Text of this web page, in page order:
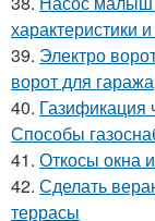
характеристики
39. Электро
ворот для гаража
40. Газификация
Способы
41. Откосы окна
42. Сделать
террасы